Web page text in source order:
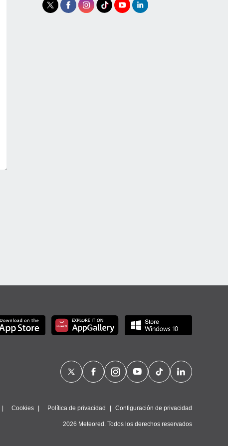
Cookies Política de privacidad Configuración de privacidad
2026 Meteored. Todos los derechos reservados